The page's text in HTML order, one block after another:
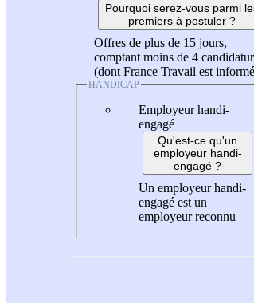
Pourquoi serez-vous parmi
premiers à postuler ?
Offres de plus de 15 jours,
comptant moins de 4
(dont France Travail est
HANDICAP
Employeur handi-
engagé
Qu'est-ce qu'un
employeur handi-
engagé ?
Un employeur handi-
engagé est un
employeur reconnu